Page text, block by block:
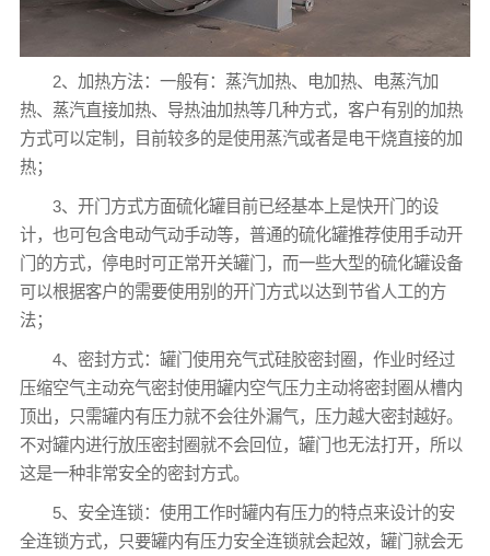
2、加热方法：一般有：蒸汽加热、电加热、电蒸汽加
热、蒸汽直接加热、导热油加热等几种方式，客户有别的加热
方式可以定制，目前较多的是使用蒸汽或者是电干烧直接的加
热；
3、开门方式方面硫化罐目前已经基本上是快开门的设
计，也可包含电动气动手动等，普通的硫化罐推荐使用手动开
门的方式，停电时可正常开关罐门，而一些大型的硫化罐设备
可以根据客户的需要使用别的开门方式以达到节省人工的方
法；
4、密封方式：罐门使用充气式硅胶密封圈，作业时经过
压缩空气主动充气密封使用罐内空气压力主动将密封圈从槽内
顶出，只需罐内有压力就不会往外漏气，压力越大密封越好。
不对罐内进行放压密封圈就不会回位，罐门也无法打开，所以
这是一种非常安全的密封方式。
5、安全连锁：使用工作时罐内有压力的特点来设计的安
全连锁方式，只要罐内有压力安全连锁就会起效，罐门就会无